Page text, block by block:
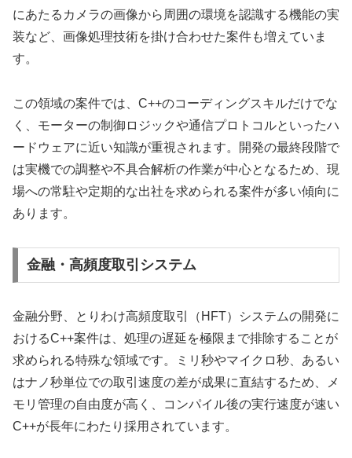
にあたるカメラの画像から周囲の環境を認識する機能の実
装など、画像処理技術を掛け合わせた案件も増えていま
す。
この領域の案件では、C++のコーディングスキルだけでな
く、モーターの制御ロジックや通信プロトコルといったハ
ードウェアに近い知識が重視されます。開発の最終段階で
は実機での調整や不具合解析の作業が中心となるため、現
場への常駐や定期的な出社を求められる案件が多い傾向に
あります。
金融・高頻度取引システム
金融分野、とりわけ高頻度取引（HFT）システムの開発に
おけるC++案件は、処理の遅延を極限まで排除することが
求められる特殊な領域です。ミリ秒やマイクロ秒、あるい
はナノ秒単位での取引速度の差が成果に直結するため、メ
モリ管理の自由度が高く、コンパイル後の実行速度が速い
C++が長年にわたり採用されています。